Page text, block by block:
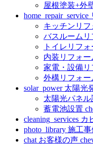
屋根塗装+外
home_repair_service
キッチンリフ
バスルームリ
トイレリフォ
内装リフォー
家電・設備リ
外構リフォー
solar_power 太陽光
太陽光パネル
蓄電池設置
cleaning_services カ
photo_library 施工事
chat お客様の声